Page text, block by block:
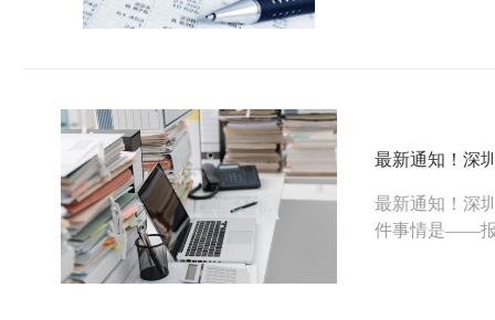
最新通知！深
最新通知！深
件事情是——报